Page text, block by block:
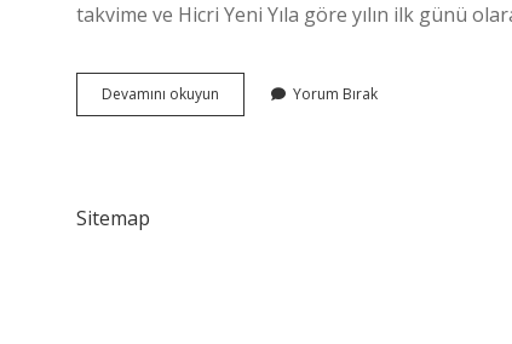
takvime ve Hicri Yeni Yıla göre yılın ilk günü
Devamını okuyun
Gecesi
Yorum Bırak
Sitemap